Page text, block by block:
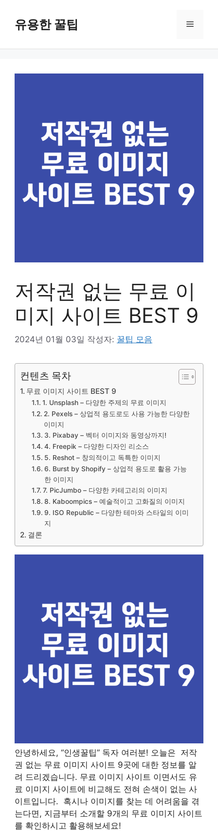
유용한 꿀팁 메
저작권 없는 무료 이
미지 사이트 BEST 9
2024년 01월 03일 작성자: 꿀팁 모음
컨텐츠 목차
무료 이미지 사이트 BEST 9
1. Unsplash – 다양한 주제의 무료 이미지
2. Pexels – 상업적 용도로도 사용 가능한 다양한
이미지
3. Pixabay – 벡터 이미지와 동영상까지!
4. Freepik – 다양한 디자인 리소스
5. Reshot – 창의적이고 독특한 이미지
6. Burst by Shopify – 상업적 용도로 활용 가능
한 이미지
7. PicJumbo – 다양한 카테고리의 이미지
8. Kaboompics – 예술적이고 고화질의 이미지
9. ISO Republic – 다양한 테마와 스타일의 이미
지
결론
안녕하세요, “인생꿀팁” 독자 여러분! 오늘은 저작
권 없는 무료 이미지 사이트 9곳에 대한 정보를 알
려 드리겠습니다. 무료 이미지 사이트 이면서도 유
료 이미지 사이트에 비교해도 전혀 손색이 없는 사
이트입니다. 혹시나 이미지를 찾는 데 어려움을 겪
는다면, 지금부터 소개할 9개의 무료 이미지 사이트
를 확인하시고 활용해보세요!